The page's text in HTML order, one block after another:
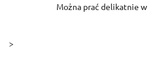
Można prać delikatnie
>